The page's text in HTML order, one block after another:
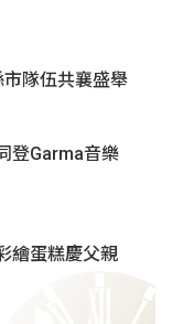
隊伍共襄盛舉
登Garma音樂
繪蛋糕慶父親